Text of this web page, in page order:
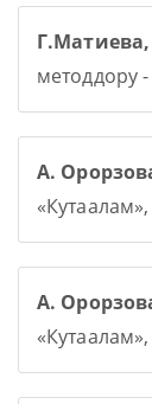
методдору
А.
А.